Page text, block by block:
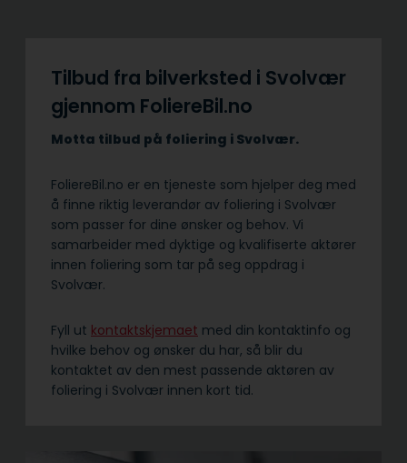
Tilbud fra bilverksted i Svolvær
gjennom FoliereBil.no
Motta tilbud på foliering i Svolvær.
FoliereBil.no er en tjeneste som hjelper deg med
å finne riktig leverandør av foliering i Svolvær
som passer for dine ønsker og behov. Vi
samarbeider med dyktige og kvalifiserte aktører
innen foliering som tar på seg oppdrag i
Svolvær.
Fyll ut kontaktskjemaet med din kontaktinfo og
hvilke behov og ønsker du har, så blir du
kontaktet av den mest passende aktøren av
foliering i Svolvær innen kort tid.